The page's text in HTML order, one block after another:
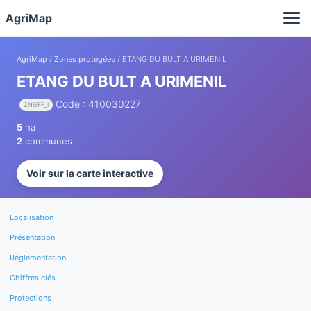
AgriMap
AgriMap / Zones protégées / ETANG DU BULT A URIMENIL
ETANG DU BULT A URIMENIL
ZNIEFF_I Code : 410030227
5 ha
2 communes
Voir sur la carte interactive
Localisation
Présentation
Réglementation
Chiffres clés
Protections